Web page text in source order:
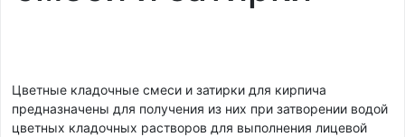
Цветные кладочные смеси и затирки для кирпича
предназначены для получения из них при затворении водой
цветных кладочных растворов для выполнения лицевой